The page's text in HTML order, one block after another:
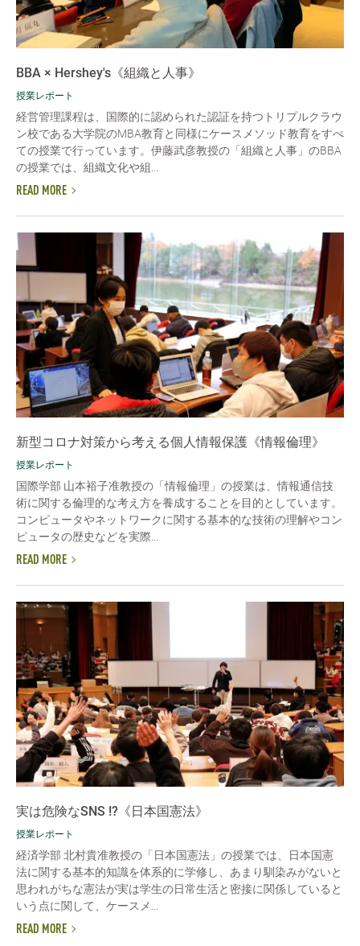
BBA × Hershey's《組織と人事》
授業レポート
経営管理課程は、国際的に認められた認証を持つトリプルクラウ
ン校である大学院のMBA教育と同様にケースメソッド教育をすべ
ての授業で行っています。伊藤武彦教授の「組織と人事」のBBA
の授業では、組織文化や組...
READ MORE
新型コロナ対策から考える個人情報保護《情報倫理》
授業レポート
国際学部 山本裕子准教授の「情報倫理」の授業は、情報通信技
術に関する倫理的な考え方を養成することを目的としています。
コンピュータやネットワークに関する基本的な技術の理解やコン
ピュータの歴史などを実際...
READ MORE
実は危険なSNS !?《日本国憲法》
授業レポート
経済学部 北村貴准教授の「日本国憲法」の授業では、日本国憲
法に関する基本的知識を体系的に学修し、あまり馴染みがないと
思われがちな憲法が実は学生の日常生活と密接に関係していると
いう点に関して、ケースメ...
READ MORE